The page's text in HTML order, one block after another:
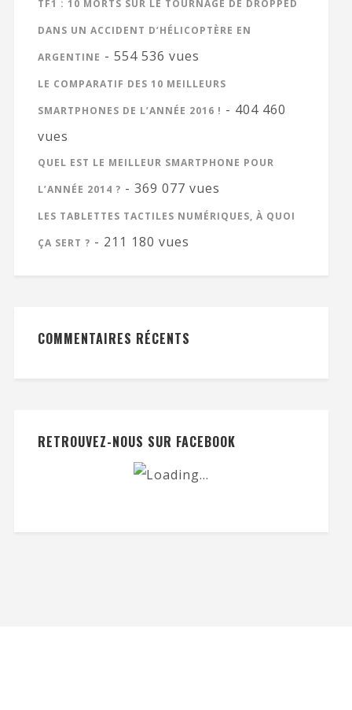
TF1 : 10 MORTS SUR LE TOURNAGE DE DROPPED
DANS UN ACCIDENT D’HÉLICOPTÈRE EN
ARGENTINE - 554 536 vues
LE COMPARATIF DES 10 MEILLEURS
SMARTPHONES DE L’ANNÉE 2016 ! - 404 460
vues
QUEL EST LE MEILLEUR SMARTPHONE POUR
L’ANNÉE 2014 ? - 369 077 vues
LES TABLETTES TACTILES NUMÉRIQUES, À QUOI
ÇA SERT ? - 211 180 vues
COMMENTAIRES RÉCENTS
RETROUVEZ-NOUS SUR FACEBOOK